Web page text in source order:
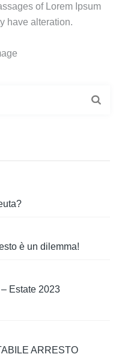
of Lorem Ipsum
have alteration.
è un dilemma!
Estate 2023
ARRESTO